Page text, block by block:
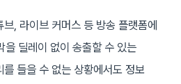
, 라이브 커머스 등 방송 플랫폼에
딜레이 없이 송출할 수 있는
들을 수 없는 상황에서도 정보